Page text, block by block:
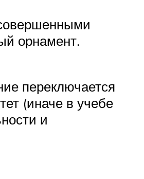
орнамент.
переключается
(иначе в учебе
и